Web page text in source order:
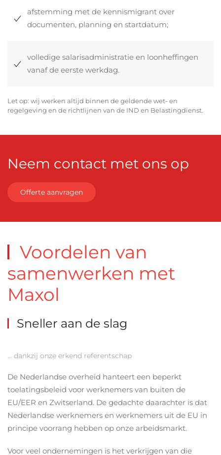
afstemming met de kennismigrant over
documenten, planning en startdatum;
volledige salarisadministratie en loonheffingen
vanaf de eerste werkdag.
Let op: wij werken altijd binnen de geldende wet- en
regelgeving en de richtlijnen van de IND en Belastingdienst.
Neem contact met ons op
Offerte aanvragen
Voordelen van
samenwerken met
Maxol
Sneller aan de slag
... dankzij onze erkend referentschap
De Nederlandse overheid hanteert een beperkt
toelatingsbeleid voor werknemers van buiten de
EU/EER en Zwitserland. De gedachte daarachter is dat
Nederlandse werknemers en werknemers uit de EU in
principe voorrang hebben op onze arbeidsmarkt.
Voor veel ondernemingen is het verkrijgen van die